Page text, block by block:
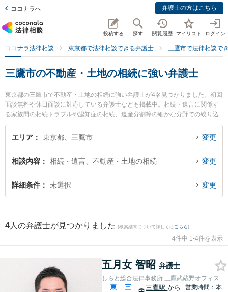
ココナラへ 弁護士の方はこちら
投稿する 探す 閲覧履歴 マイリスト ログイン
ココナラ法律相談 東京都で法律相談できる弁護士 三鷹市で法律相談で
三鷹市の不動産・土地の相続に強い弁護士
東京都の三鷹市で不動産・土地の相続に強い弁護士が4名見つかりました。初回
面談無料や休日面談に対応している弁護士なども掲載中。相続・遺言に関係す
る家族間の相続トラブルや認知症の相続、遺産分割等の細かな分野での絞り込
み検索もでき便利です。特にしらと総合法律事務所 三鷹武蔵野オフィスの五月
女 智昭弁護士や関総合法律事務所の関 真悟弁護士、三鷹の森法律事務所の薦田
護士に相談したい』『不動産・土地の相続のトラブル解決の実績豊富な近くの
弁護士を検索したい』『初回相談無料で不動産・土地の相続を法律相談できる
三鷹市内の弁護士に相談予約したい』などでお困りの相談者さんにおすすめで
エリア 東京都、三鷹市 変更
相談内容 相続・遺言、不動産・土地の相続 変更
詳細条件 未選択 変更
4 人の弁護士が見つかりました (検索結果について詳しくは こちら)
4件中 1-4件を表示
五月女 智昭 弁護士
しらと総合法律事務所 三鷹武蔵野オフィス
東
三
三鷹駅から
営業時間：本